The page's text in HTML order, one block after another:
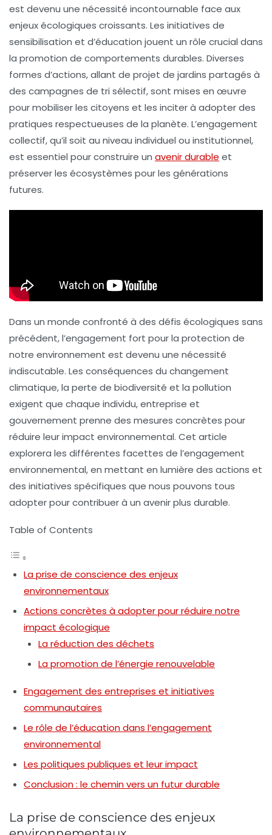
est devenu une nécessité incontournable face aux
enjeux écologiques croissants. Les initiatives de
sensibilisation et d’éducation jouent un rôle crucial dans
la promotion de comportements durables. Diverses
formes d’actions, allant de projet de jardins partagés à
des campagnes de tri sélectif, sont mises en œuvre
pour mobiliser les citoyens et les inciter à adopter des
pratiques respectueuses de la planète. L’engagement
collectif, qu’il soit au niveau individuel ou institutionnel,
est essentiel pour construire un avenir durable et
préserver les écosystèmes pour les générations
futures.
Dans un monde confronté à des défis écologiques sans
précédent, l’engagement fort pour la protection de
notre environnement est devenu une nécessité
indiscutable. Les conséquences du changement
climatique, la perte de biodiversité et la pollution
exigent que chaque individu, entreprise et
gouvernement prenne des mesures concrètes pour
réduire leur impact environnemental. Cet article
explorera les différentes facettes de l’engagement
environnemental, en mettant en lumière des actions et
des initiatives spécifiques que nous pouvons tous
adopter pour contribuer à un avenir plus durable.
Table of Contents
La prise de conscience des enjeux
environnementaux
Actions concrètes à adopter pour réduire notre
impact écologique
La réduction des déchets
La promotion de l’énergie renouvelable
Engagement des entreprises et initiatives
communautaires
Le rôle de l’éducation dans l’engagement
environnemental
Les politiques publiques et leur impact
Conclusion : le chemin vers un futur durable
La prise de conscience des enjeux